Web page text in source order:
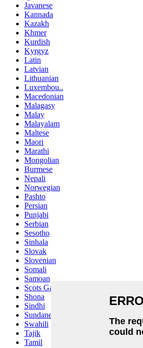
Javanese
Kannada
Kazakh
Khmer
Kurdish
Kyrgyz
Latin
Latvian
Lithuanian
Luxembou..
Macedonian
Malagasy
Malay
Malayalam
Maltese
Maori
Marathi
Mongolian
Burmese
Nepali
Norwegian
Pashto
Persian
Punjabi
Serbian
Sesotho
Sinhala
Slovak
Slovenian
Somali
Samoan
Scots Gaelic
Shona
Sindhi
Sundanese
Swahili
Tajik
Tamil